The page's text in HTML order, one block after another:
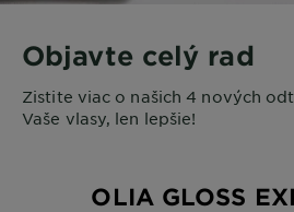
Objavte celý rad
Zistite viac o našich 4 nových
Vaše vlasy, len lepšie!
OLIA GLOSS